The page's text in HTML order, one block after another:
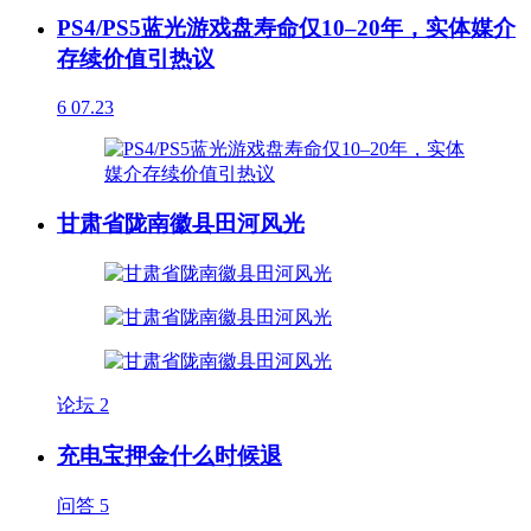
PS4/PS5蓝光游戏盘寿命仅10–20年，实体媒介
存续价值引热议
6 07.23
甘肃省陇南徽县田河风光
论坛 2
充电宝押金什么时候退
问答 5